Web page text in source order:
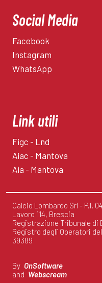
Social Media
Facebook
Instagram
WhatsApp
Link utili
Figc - Lnd
Aiac - Mantova
Aia - Mantova
Calcio Lombardo Srl - P.I.
Lavoro 114, Brescia
Registrazione Tribunale di
Registro degli Operatori
39389
By OnSoftware
and Webscream